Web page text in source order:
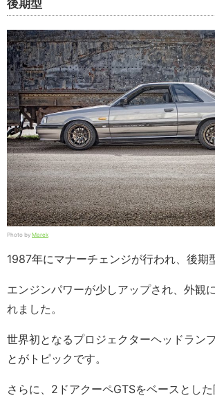
後期型
Photo by Marek
1987年にマナーチェンジが行われ、後期
エンジンパワーが少しアップされ、外観
れました。
世界初となるプロジェクターヘッドラン
とがトピックです。
さらに、2ドアクーペGTSをベースとした